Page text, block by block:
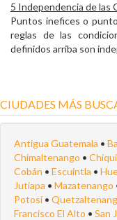
5 Independencia de las
Puntos inefices o
reglas de las
definidos arriba son
CIUDADES MÁS
Antigua Guatemala •
Chimaltenango •
Cobán • Escuintla •
Jutiapa • Mazatenango
Potosí•
Francisco El Alto • San